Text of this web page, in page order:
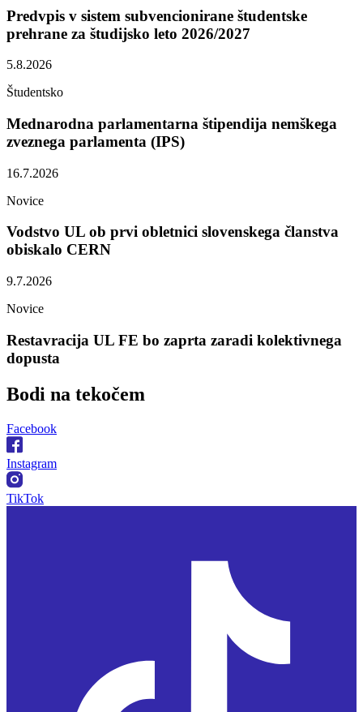
Predvpis v sistem subvencionirane študentske
prehrane za študijsko leto 2026/2027
5.8.2026
Študentsko
Mednarodna parlamentarna štipendija nemškega
zveznega parlamenta (IPS)
16.7.2026
Novice
Vodstvo UL ob prvi obletnici slovenskega članstva
obiskalo CERN
9.7.2026
Novice
Restavracija UL FE bo zaprta zaradi kolektivnega
dopusta
Bodi na tekočem
Facebook
Instagram
TikTok